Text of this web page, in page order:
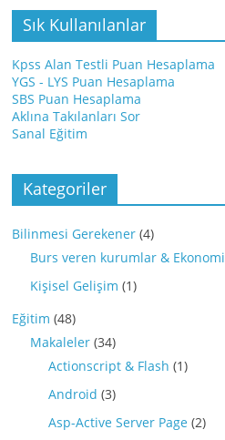
Sık Kullanılanlar
Kpss Alan Testli Puan Hesaplama
YGS - LYS Puan Hesaplama
SBS Puan Hesaplama
Aklına Takılanları Sor
Sanal Eğitim
Kategoriler
Bilinmesi Gerekener (4)
Burs veren kurumlar & Ekonomi
Kişisel Gelişim (1)
Eğitim (48)
Makaleler (34)
Actionscript & Flash (1)
Android (3)
Asp-Active Server Page (2)